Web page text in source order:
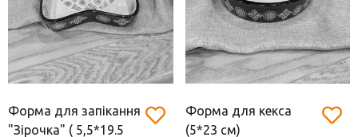
Форма для запікання
"Зірочка" ( 5,5*19.5
Форма для кекса
(5*23 см)